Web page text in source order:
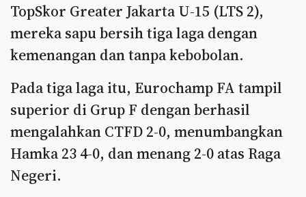
TopSkor Greater Jakarta U-15 (LTS 2),
mereka sapu bersih tiga laga dengan
kemenangan dan tanpa kebobolan.
Pada tiga laga itu, Eurochamp FA tampil
superior di Grup F dengan berhasil
mengalahkan CTFD 2-0, menumbangkan
Hamka 23 4-0, dan menang 2-0 atas Raga
Negeri.